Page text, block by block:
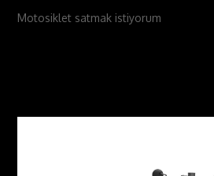
Motosiklet satmak istiyorum